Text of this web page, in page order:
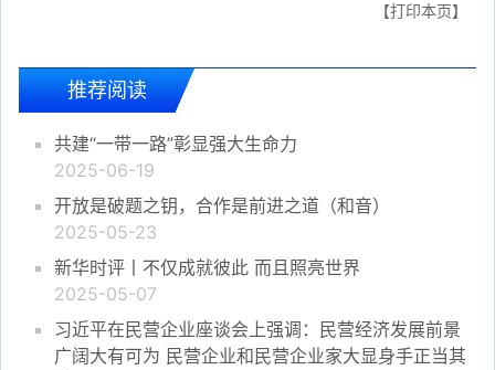
【打印本页】
推荐阅读
共建“一带一路”彰显强大生命力
2025-06-19
开放是破题之钥，合作是前进之道（和音）
2025-05-23
新华时评丨不仅成就彼此 而且照亮世界
2025-05-07
习近平在民营企业座谈会上强调：民营经济发展前景
广阔大有可为 民营企业和民营企业家大显身手正当其